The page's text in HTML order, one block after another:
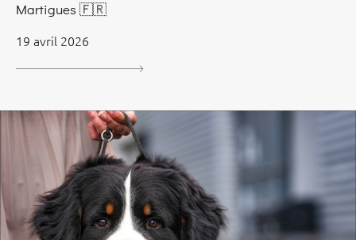
Martigues 🇫🇷
19 avril 2026